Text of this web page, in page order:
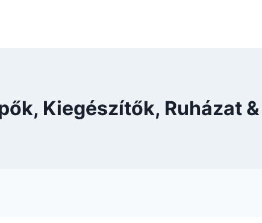
Kiegészítők, Ruházat